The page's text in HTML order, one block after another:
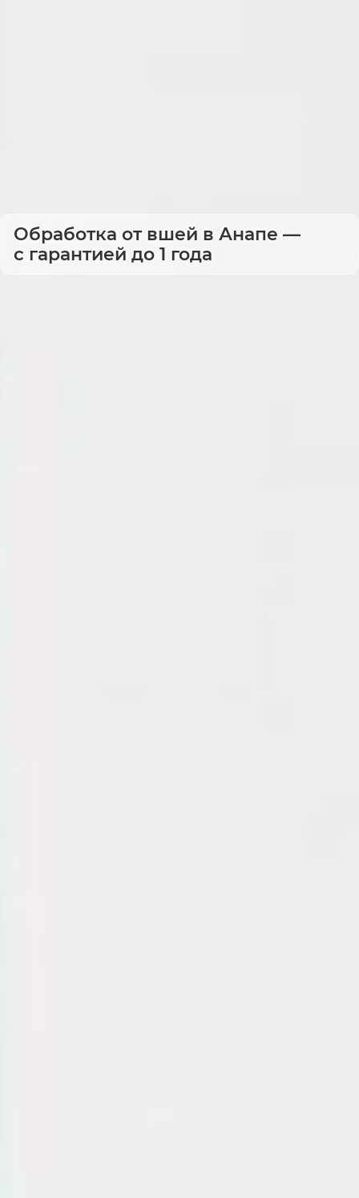
Обработка от вшей в Анапе —
с гарантией до 1 года